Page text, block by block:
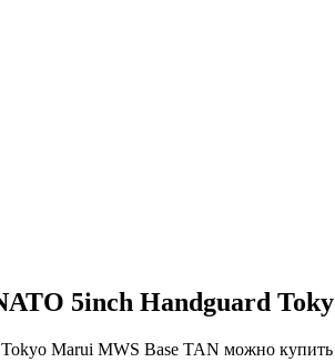
5inch Handguard
Marui MWS Base TAN можно купить